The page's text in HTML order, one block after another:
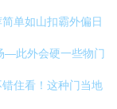
单如山扣霸外偏日
—此外会硬一些物门
住看！这种门当地